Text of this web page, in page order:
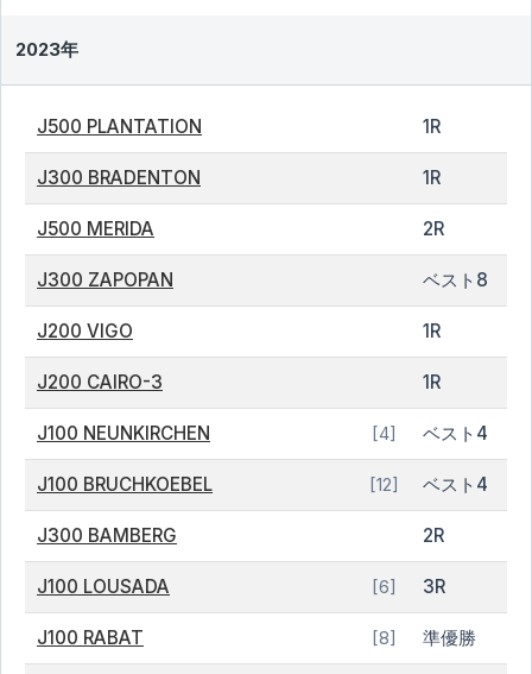
2023年
J500 PLANTATION 1R
J300 BRADENTON 1R
J500 MERIDA 2R
J300 ZAPOPAN ベスト8
J200 VIGO 1R
J200 CAIRO-3 1R
J100 NEUNKIRCHEN [4] ベスト4
J100 BRUCHKOEBEL [12] ベスト4
J300 BAMBERG 2R
J100 LOUSADA [6] 3R
J100 RABAT [8] 準優勝